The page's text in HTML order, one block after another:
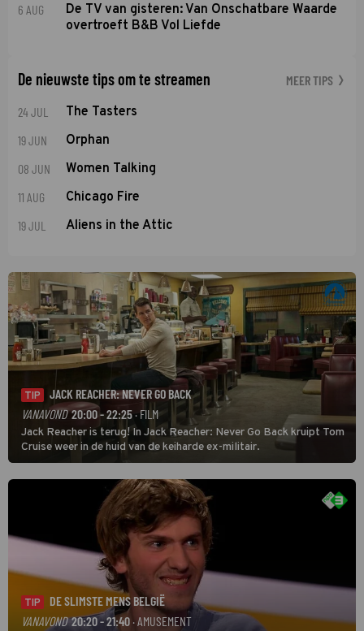
6 AUG
De TV van gisteren: Van Onschatbare Waarde
overtroeft B&B Vol Liefde
De nieuwste tips om te streamen MEER TIPS
24 JUL The Tasters
19 JUN Orphan
08 JUN Women Talking
11 AUG Chicago Fire
19 JUL Aliens in the Attic
TIP
JACK REACHER: NEVER GO BACK
VANAVOND 20:00 - 22:25 · FILM
Jack Reacher is terug! In Jack Reacher: Never Go Back kruipt Tom
Cruise weer in de huid van de keiharde ex-militair.
TIP
DE SLIMSTE MENS BELGIË
VANAVOND 20:20 - 21:40· AMUSEMENT